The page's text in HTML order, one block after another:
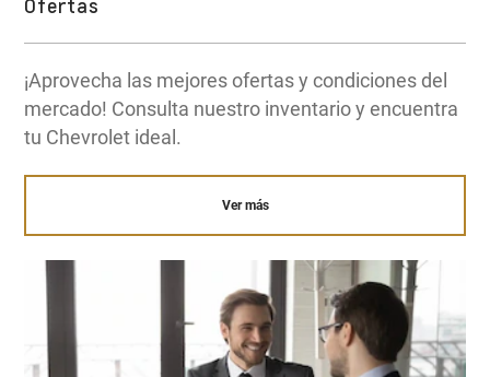
¡Aprovecha las mejores ofertas y condiciones del
mercado! Consulta nuestro inventario y encuentra
tu Chevrolet ideal.
Ver más